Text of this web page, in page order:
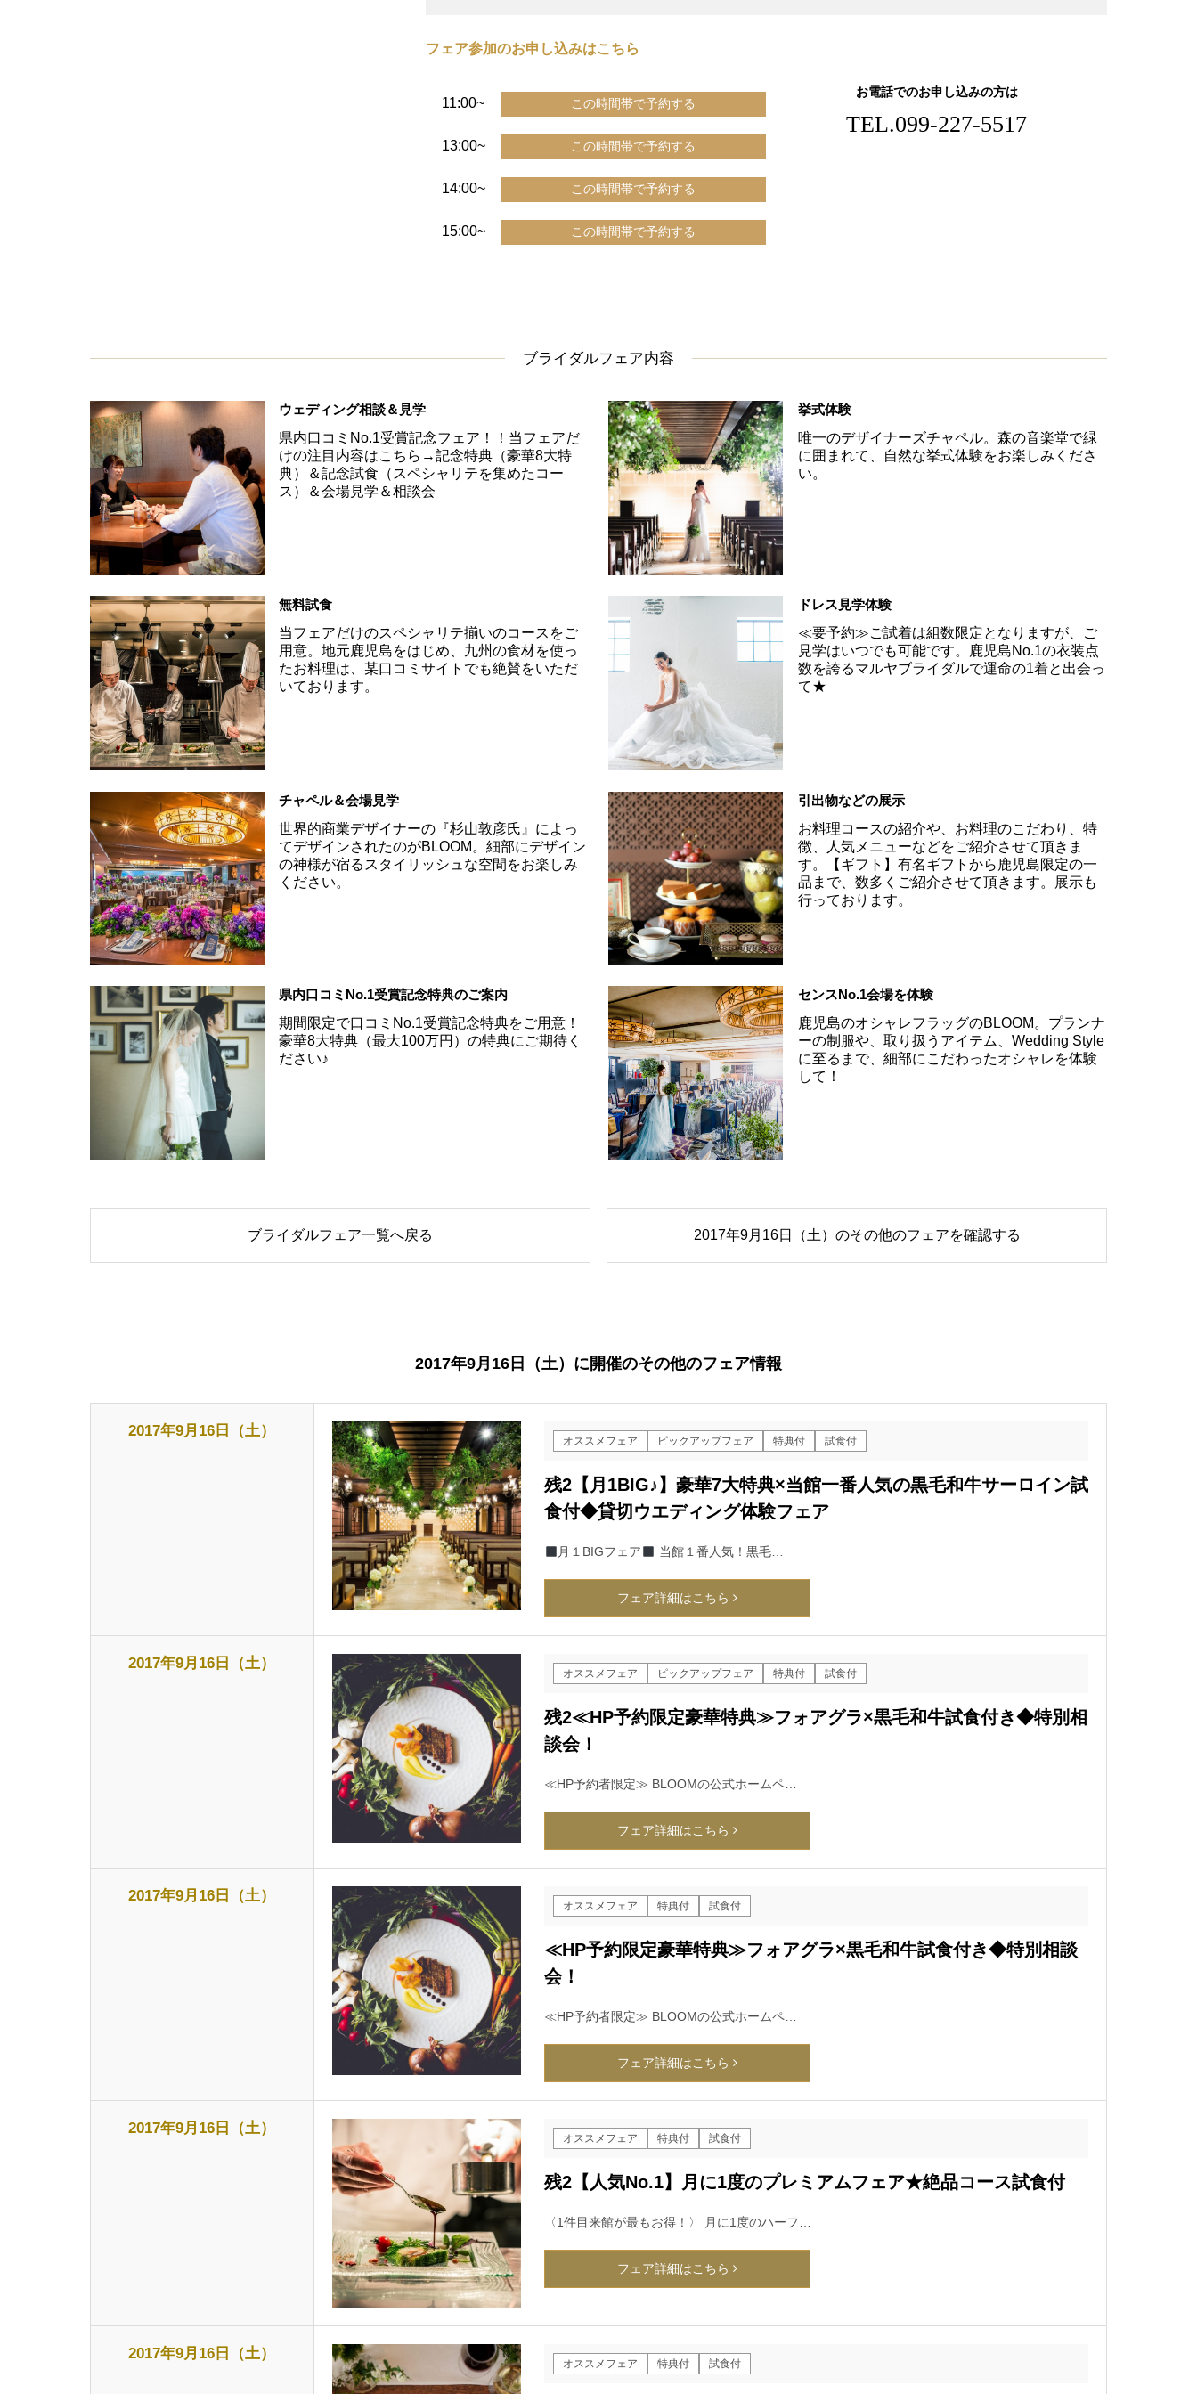
フェア参加のお申し込みはこちら
11:00~
13:00~
14:00~
15:00~
お電話でのお申し込みの方は
TEL.099-227-5517
ブライダルフェア内容
ウェディング相談＆見学
県内口コミNo.1受賞記念フェア！！当フェアだ
けの注目内容はこちら→記念特典（豪華8大特
典）＆記念試食（スペシャリテを集めたコー
ス）＆会場見学＆相談会
挙式体験
唯一のデザイナーズチャペル。森の音楽堂で緑
に囲まれて、自然な挙式体験をお楽しみくださ
い。
無料試食
当フェアだけのスペシャリテ揃いのコースをご
用意。地元鹿児島をはじめ、九州の食材を使っ
たお料理は、某口コミサイトでも絶賛をいただ
いております。
ドレス見学体験
≪要予約≫ご試着は組数限定となりますが、ご
見学はいつでも可能です。鹿児島No.1の衣装点
数を誇るマルヤブライダルで運命の1着と出会っ
て★
チャペル＆会場見学
世界的商業デザイナーの『杉山敦彦氏』によっ
てデザインされたのがBLOOM。細部にデザイン
の神様が宿るスタイリッシュな空間をお楽しみ
ください。
引出物などの展示
お料理コースの紹介や、お料理のこだわり、特
徴、人気メニューなどをご紹介させて頂きま
す。【ギフト】有名ギフトから鹿児島限定の一
品まで、数多くご紹介させて頂きます。展示も
行っております。
県内口コミNo.1受賞記念特典のご案内
期間限定で口コミNo.1受賞記念特典をご用意！
豪華8大特典（最大100万円）の特典にご期待く
ださい♪
センスNo.1会場を体験
鹿児島のオシャレフラッグのBLOOM。プランナ
ーの制服や、取り扱うアイテム、Wedding Style
に至るまで、細部にこだわったオシャレを体験
して！
ブライダルフェア一覧へ戻る 2017年9月16日（土）のその他のフェアを確認する
2017年9月16日（土）に開催のその他のフェア情報
2017年9月16日（土）
オススメフェア ピックアップフェア 特典付 試食付
残2【月1BIG♪】豪華7大特典×当館一番人気の黒毛和牛サーロイン試
食付◆貸切ウエディング体験フェア
月１BIGフェア 当館１番人気！黒毛…
フェア詳細はこちら
2017年9月16日（土）
オススメフェア ピックアップフェア 特典付 試食付
残2≪HP予約限定豪華特典≫フォアグラ×黒毛和牛試食付き◆特別相
談会！
≪HP予約者限定≫ BLOOMの公式ホームペ…
フェア詳細はこちら
2017年9月16日（土）
オススメフェア 特典付 試食付
≪HP予約限定豪華特典≫フォアグラ×黒毛和牛試食付き◆特別相談
会！
≪HP予約者限定≫ BLOOMの公式ホームペ…
フェア詳細はこちら
2017年9月16日（土）
オススメフェア 特典付 試食付
残2【人気No.1】月に1度のプレミアムフェア★絶品コース試食付
〈1件目来館が最もお得！〉 月に1度のハーフ…
フェア詳細はこちら
2017年9月16日（土）
オススメフェア 特典付 試食付